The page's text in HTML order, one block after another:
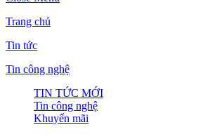
Trang chủ
Tin tức
Tin công nghệ
TIN TỨC MỚI
Tin công nghệ
Khuyến mãi